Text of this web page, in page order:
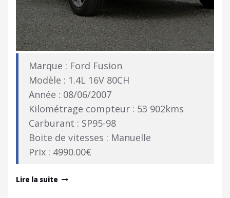
Marque : Ford Fusion
Modèle : 1.4L 16V 80CH
Année : 08/06/2007
Kilométrage compteur : 53 902kms
Carburant : SP95-98
Boite de vitesses : Manuelle
Prix : 4990.00€
Lire la suite